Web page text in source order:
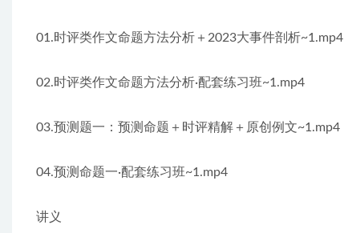
01.时评类作文命题方法分析＋2023大事件剖析~1.mp4
02.时评类作文命题方法分析·配套练习班~1.mp4
03.预测题一：预测命题＋时评精解＋原创例文~1.mp4
04.预测命题一·配套练习班~1.mp4
讲义